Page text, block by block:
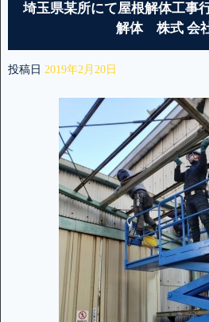
埼玉県某所にて屋根解体工
解体 株式 会
投稿日 2019年2月20日